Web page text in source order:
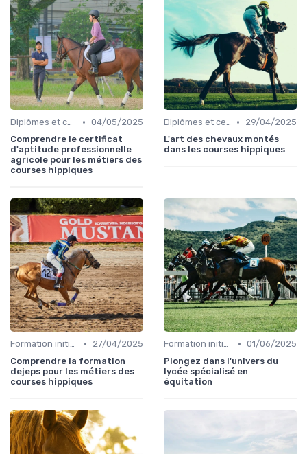
Diplômes et certifications • 04/05/2025
Comprendre le certificat
d'aptitude professionnelle
agricole pour les métiers des
courses hippiques
Diplômes et certifications •
29/04/2025
L'art des chevaux montés
dans les courses hippiques
Formation initiale •
27/04/2025
Comprendre la formation
dejeps pour les métiers des
courses hippiques
Formation initiale • 01/06/2025
Plongez dans l'univers du
lycée spécialisé en
équitation